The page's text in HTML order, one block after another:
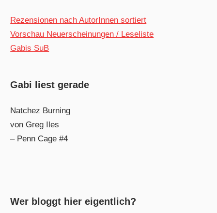
Rezensionen nach AutorInnen sortiert
Vorschau Neuerscheinungen / Leseliste
Gabis SuB
Gabi liest gerade
Natchez Burning
von Greg Iles
– Penn Cage #4
Wer bloggt hier eigentlich?